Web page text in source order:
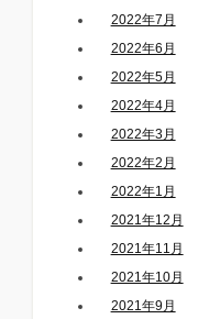
2022年7月
2022年6月
2022年5月
2022年4月
2022年3月
2022年2月
2022年1月
2021年12月
2021年11月
2021年10月
2021年9月